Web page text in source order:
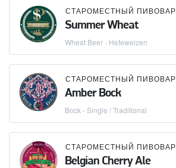
СТАРОМЕСТНЫЙ ПИВОВАР
Summer Wheat
Wheat Beer - Hefeweizen
СТАРОМЕСТНЫЙ ПИВОВАР
Amber Bock
Bock - Single / Traditional
СТАРОМЕСТНЫЙ ПИВОВАР
Belgian Cherry Ale